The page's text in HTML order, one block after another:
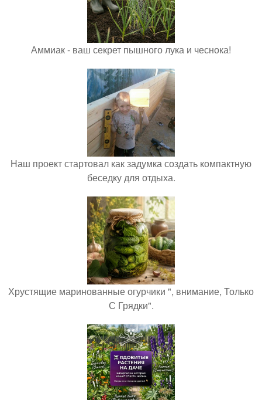
Аммиак - ваш секрет пышного лука и чеснока!
Наш проект стартовал как задумка создать компактную
беседку для отдыха.
Хрустящие маринованные огурчики ", внимание, Только
С Грядки".